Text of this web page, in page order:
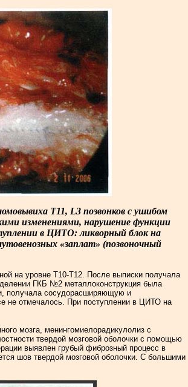
T11, L3 позвонков с ушибом
изменениями, нарушение функции
в ЦИТО: ликворный блок на
«заплат» (позвоночный
на уровне Т10-Т12. После выписки получала
ГКБ №2 металлоконструкция была
получала сосудорасширяющую и
не отмечалось. При поступлении в ЦИТО на
мозга, менингомиелорадикулолиз с
твердой мозговой оболочки с помощью
выявлен грубый фиброзный процесс в
шов твердой мозговой оболочки. С большими